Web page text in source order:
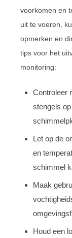
voorkomen en
uit te voeren,
opmerken en
tips voor het
monitoring:
Controleer
stengels
Let op de
en
schimmel
Maak
Houd een